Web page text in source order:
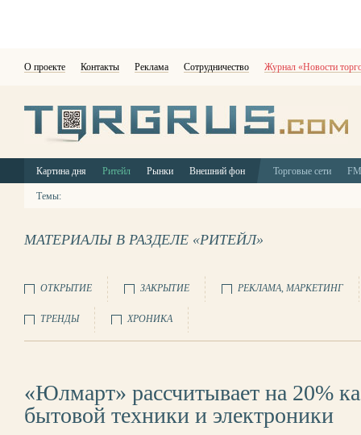
О проекте Контакты Реклама Сотрудничество Журнал «Новости
Картина дня Ритейл Рынки Внешний фон Торговые сети
Темы:
МАТЕРИАЛЫ В РАЗДЕЛЕ «РИТЕЙЛ»
ОТКРЫТИЕ ЗАКРЫТИЕ РЕКЛАМА, МАРКЕТИНГ
ТРЕНДЫ ХРОНИКА
«Юлмарт» рассчитывает на 20%
бытовой техники и электроники